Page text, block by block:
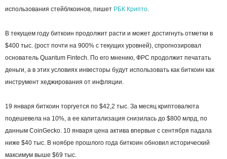
использования стейблкоинов, пишет РБК Крипто
В текущем году биткоин продолжит расти и может достигнуть отметки в
$400 тыс. (рост почти на 900% с текущих уровней), спрогнозировал
основатель Quantum Fintech. По его мнению, ФРС продолжит печатать
деньги, а в этих условиях инвесторы будут использовать как биткоин как
инструмент хеджирования от инфляции.
19 января биткоин торгуется по $42,2 тыс. За месяц криптовалюта
подешевела на 10%, а ее капитализация снизилась до $800 млрд, по
данным CoinGecko. 10 января цена актива впервые с сентября падала
ниже $40 тыс. В ноябре прошлого года биткоин обновил исторический
максимум выше $69 тыс.